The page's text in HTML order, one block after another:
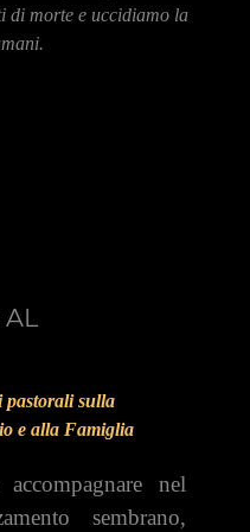
di morte e uccidiamo la
AL
pastorali sulla
e alla Famiglia
nel
sembrano,